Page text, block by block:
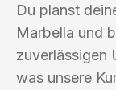
Du planst
Marbella und
zuverlässigen
was unsere